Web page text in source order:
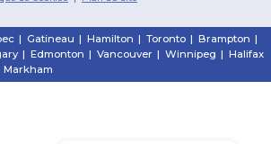
| Gatineau | Hamilton | Toronto | Brampton |
| Edmonton | Vancouver | Winnipeg | Halifax
Markham